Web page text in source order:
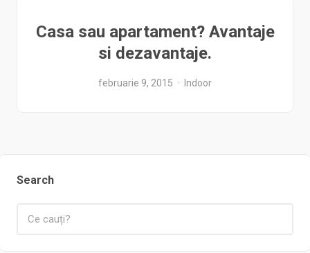
Casa sau apartament? Avantaje
si dezavantaje.
februarie 9, 2015 Indoor
Search